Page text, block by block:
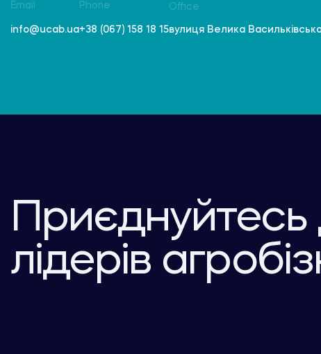
Email
info@ucab.ua
Phone
+38 (067) 158 18 15
Office
вулиця Велика
Приєднуйтесь
лідерів